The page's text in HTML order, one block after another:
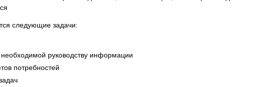
следующие задачи:
руководству информации
потребностей